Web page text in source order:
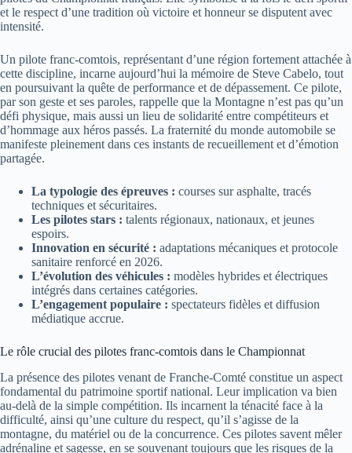
et le respect d’une tradition où victoire et honneur se disputent avec
intensité.
Un pilote franc-comtois, représentant d’une région fortement attachée à
cette discipline, incarne aujourd’hui la mémoire de Steve Cabelo, tout
en poursuivant la quête de performance et de dépassement. Ce pilote,
par son geste et ses paroles, rappelle que la Montagne n’est pas qu’un
défi physique, mais aussi un lieu de solidarité entre compétiteurs et
d’hommage aux héros passés. La fraternité du monde automobile se
manifeste pleinement dans ces instants de recueillement et d’émotion
partagée.
La typologie des épreuves : courses sur asphalte, tracés
techniques et sécuritaires.
Les pilotes stars : talents régionaux, nationaux, et jeunes
espoirs.
Innovation en sécurité : adaptations mécaniques et protocole
sanitaire renforcé en 2026.
L’évolution des véhicules : modèles hybrides et électriques
intégrés dans certaines catégories.
L’engagement populaire : spectateurs fidèles et diffusion
médiatique accrue.
Le rôle crucial des pilotes franc-comtois dans le Championnat
La présence des pilotes venant de Franche-Comté constitue un aspect
fondamental du patrimoine sportif national. Leur implication va bien
au-delà de la simple compétition. Ils incarnent la ténacité face à la
difficulté, ainsi qu’une culture du respect, qu’il s’agisse de la
montagne, du matériel ou de la concurrence. Ces pilotes savent mêler
adrénaline et sagesse, en se souvenant toujours que les risques de la